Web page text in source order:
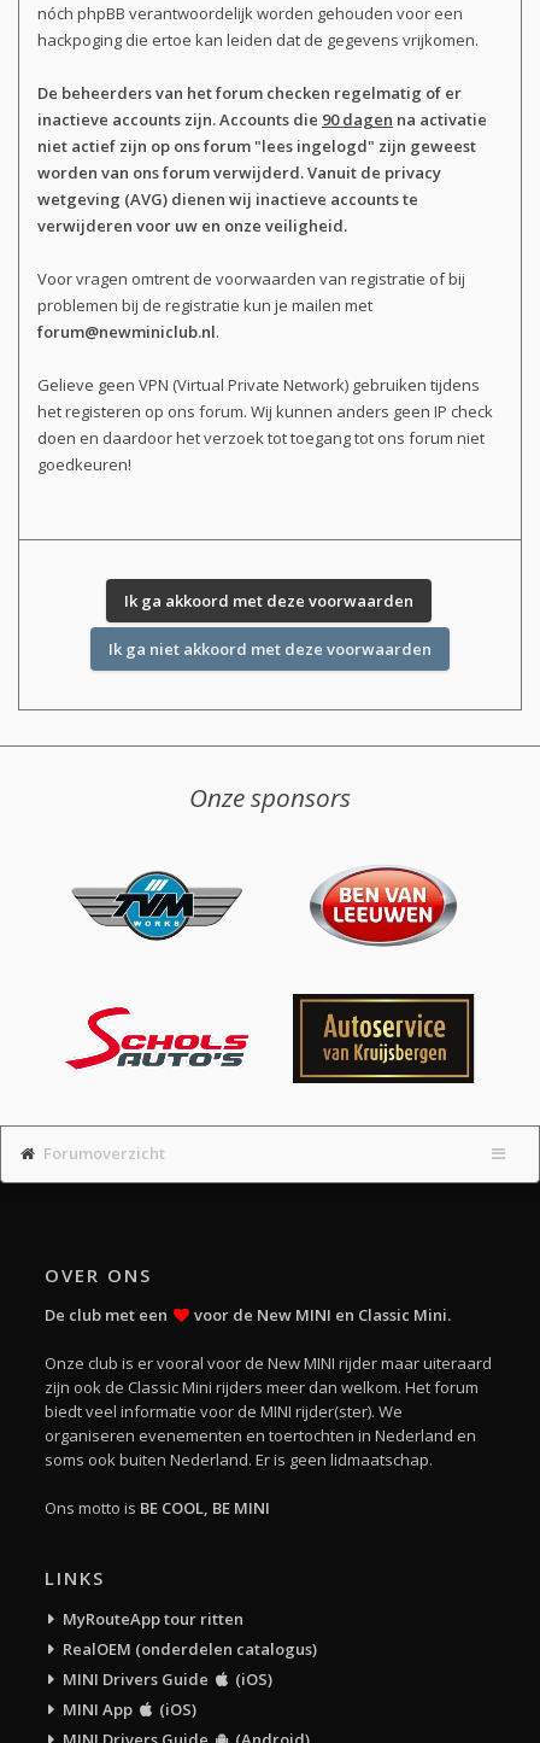
nóch phpBB verantwoordelijk worden gehouden voor een
hackpoging die ertoe kan leiden dat de gegevens vrijkomen.
De beheerders van het forum checken regelmatig of er
inactieve accounts zijn. Accounts die 90 dagen na activatie
niet actief zijn op ons forum "lees ingelogd" zijn geweest
worden van ons forum verwijderd. Vanuit de privacy
wetgeving (AVG) dienen wij inactieve accounts te
verwijderen voor uw en onze veiligheid.
Voor vragen omtrent de voorwaarden van registratie of bij
problemen bij de registratie kun je mailen met
forum@newminiclub.nl.
Gelieve geen VPN (Virtual Private Network) gebruiken tijdens
het registeren op ons forum. Wij kunnen anders geen IP check
doen en daardoor het verzoek tot toegang tot ons forum niet
goedkeuren!
Onze sponsors
Forumoverzicht
OVER ONS
De club met een voor de New MINI en Classic Mini.
Onze club is er vooral voor de New MINI rijder maar uiteraard
zijn ook de Classic Mini rijders meer dan welkom. Het forum
biedt veel informatie voor de MINI rijder(ster). We
organiseren evenementen en toertochten in Nederland en
soms ook buiten Nederland. Er is geen lidmaatschap.
Ons motto is BE COOL, BE MINI
LINKS
MyRouteApp tour ritten
RealOEM (onderdelen catalogus)
MINI Drivers Guide
(iOS)
MINI App
(iOS)